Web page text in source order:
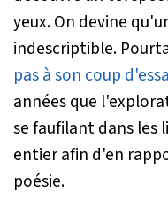
yeux. On devine
indescriptible.
pas à son coup
années que
se faufilant dans les
entier afin d'en
poésie.